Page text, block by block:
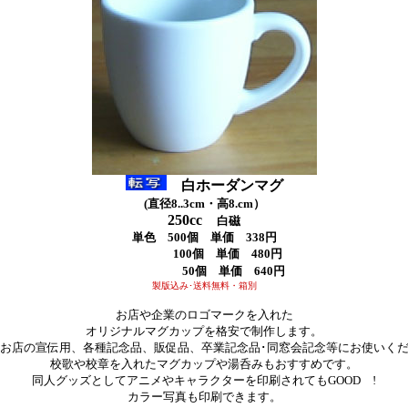
白ホーダンマグ
(直径8..3cm・高8.cm）
250cc
白磁
単色 500個 単価 338円
100個 単価 480円
50個 単価 640円
製版込み･送料無料・箱別
お店や企業のロゴマークを入れた
オリジナルマグカップを格安で制作します。
店の宣伝用、各種記念品、販促品、卒業記念品･同窓会記念等にお使いく
校歌や校章を入れたマグカップや湯呑みもおすすめです。
同人グッズとしてアニメやキャラクターを印刷されてもGOOD !
カラー写真も印刷できます。